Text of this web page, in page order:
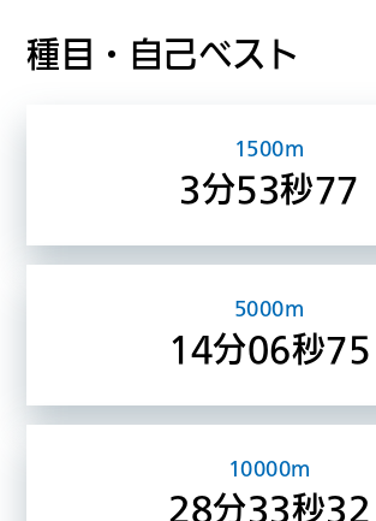
種目・自己ベスト
1500m
3分53秒77
5000m
14分06秒75
10000m
28分33秒32